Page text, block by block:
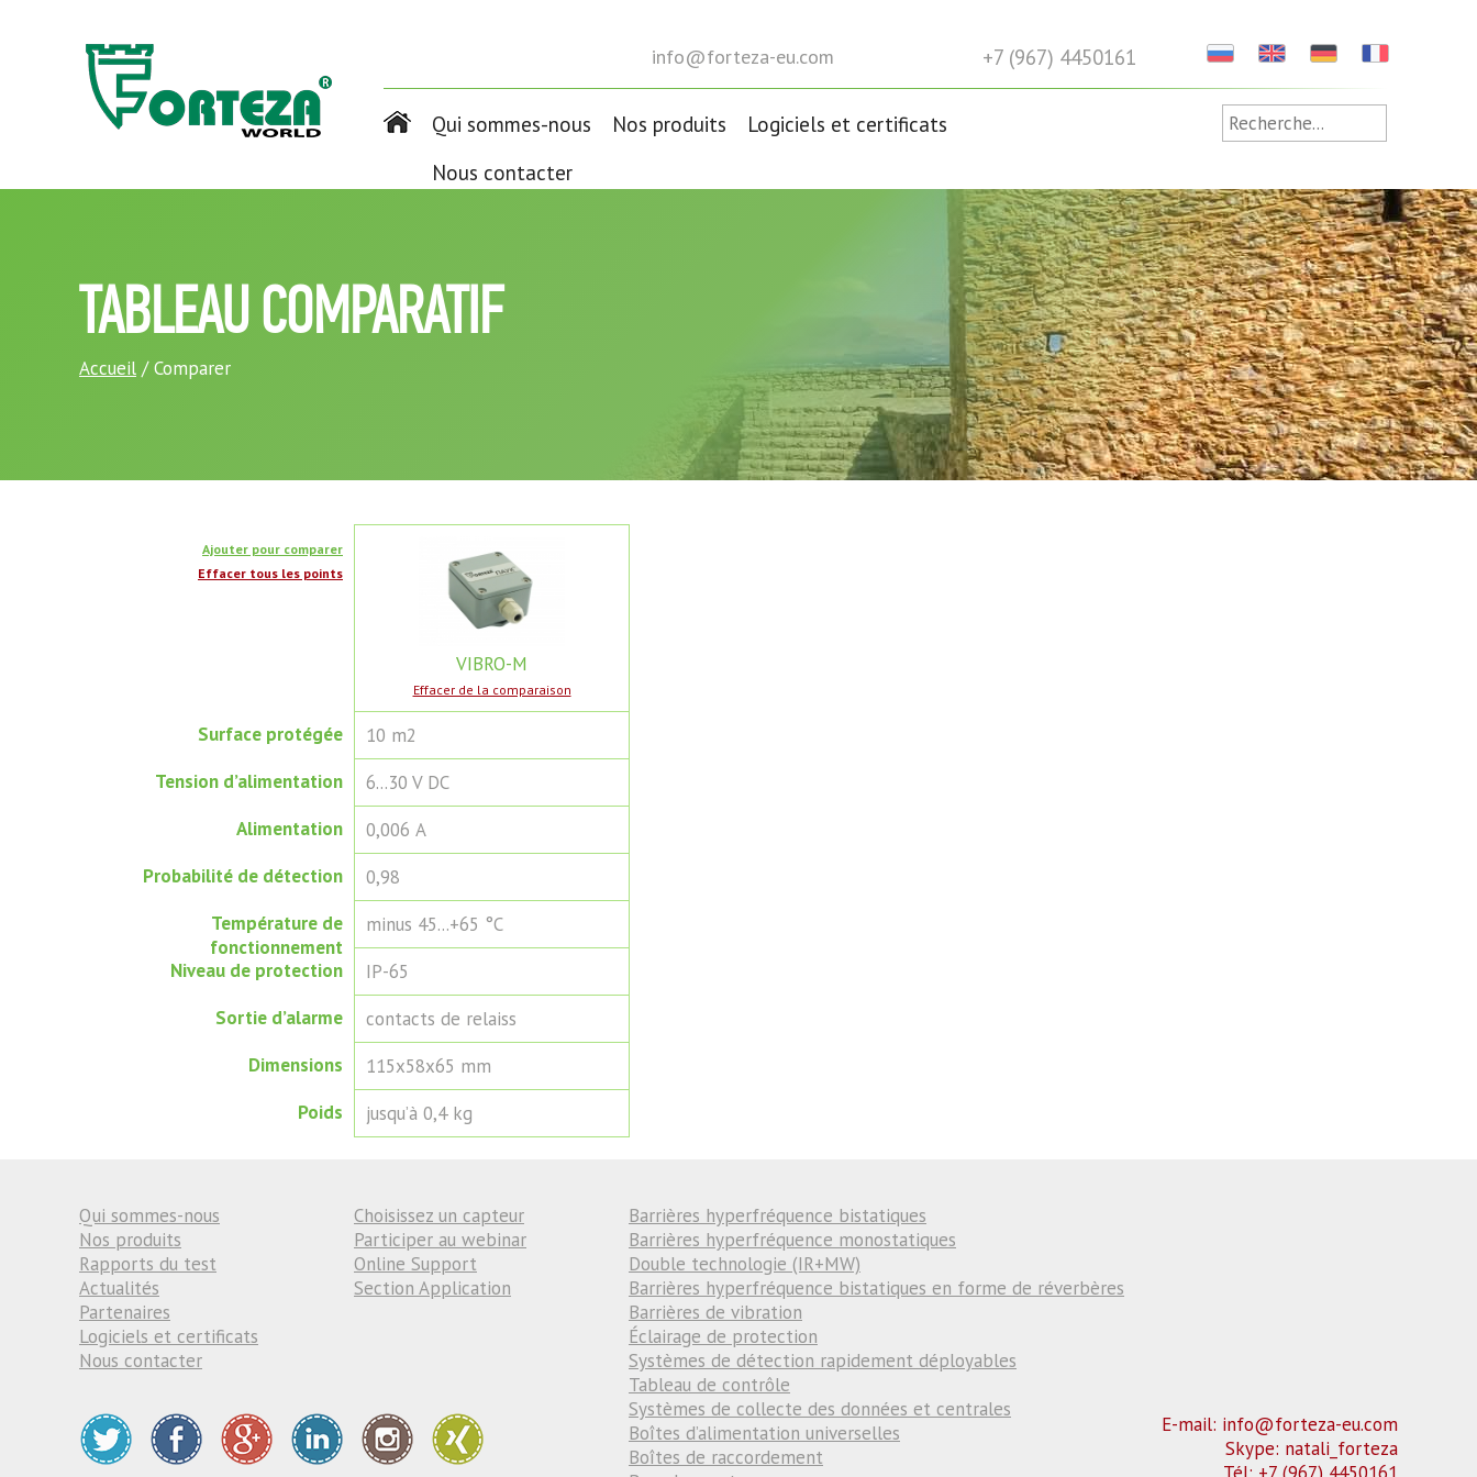
info@forteza-eu.com +7 (967) 4450161
Qui sommes-nous Nos produits
Logiciels et certificats
Nous contacter
TABLEAU COMPARATIF
Accueil / Comparer
Ajouter pour comparer
Effacer tous les points
VIBRO-M
Effacer de la comparaison
Surface protégée
10 m2
Tension d’alimentation
6...30 V DC
Alimentation
0,006 А
Probabilité de détection
0,98
Température de
fonctionnement
minus 45...+65 °С
Niveau de protection
IP-65
Sortie d’alarme
contacts de relaiss
Dimensions
115х58х65 mm
Poids
jusqu’à 0,4 kg
Qui sommes-nous
Nos produits
Rapports du test
Actualités
Partenaires
Logiciels et certificats
Nous contacter
Choisissez un capteur
Participer au webinar
Online Support
Section Application
Barrières hyperfréquence bistatiques
Barrières hyperfréquence monostatiques
Double technologie (IR+MW)
Barrières hyperfréquence bistatiques en forme de réverbères
Barrières de vibration
Éclairage de protection
Systèmes de détection rapidement déployables
Tableau de contrôle
Systèmes de collecte des données et centrales
Boîtes d’alimentation universelles
Boîtes de raccordement
E-mail: info@forteza-eu.com
Skype: natali_forteza